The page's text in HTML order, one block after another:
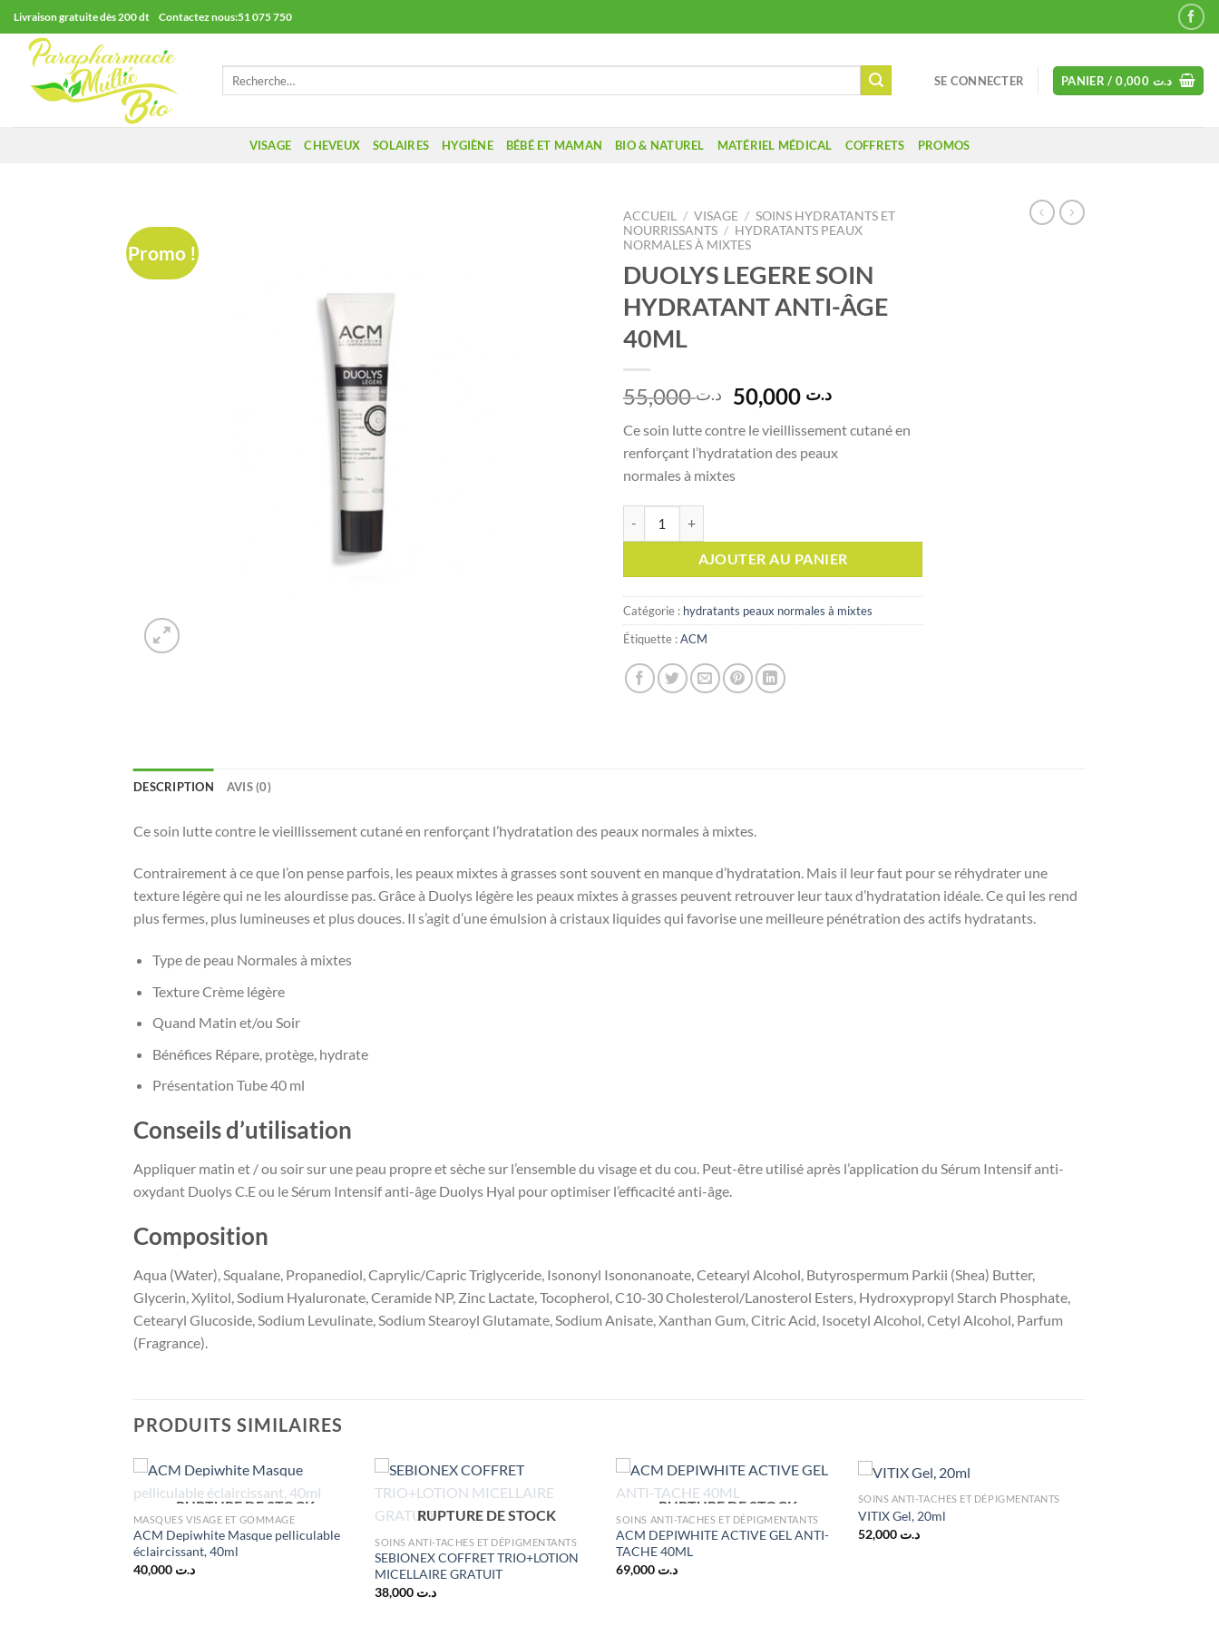
Passer
au
contenu
Livraison gratuite dès 200 dt Contactez nous:51 075 750
SE CONNECTER PANIER / د.ت
VISAGE CHEVEUX SOLAIRES HYGIÈNE BÉBÉ ET MAMAN BIO & NATUREL MATÉRIEL MÉDICAL COFFRETS PROMOS
Promo !
ACCUEIL / VISAGE / SOINS HYDRATANTS ET
NOURRISSANTS / HYDRATANTS PEAUX
NORMALES À MIXTES
DUOLYS LEGERE SOIN
HYDRATANT ANTI-ÂGE
40ML
د.ت55,000
Le
prix
initial
était :
د.تLe
actuel
est :
Ce soin lutte contre le vieillissement cutané en
renforçant l’hydratation des peaux
normales à mixtes
AJOUTER AU PANIER
Catégorie : hydratants peaux normales à mixtes
Étiquette :ACM
DESCRIPTION AVIS (0)
Ce soin lutte contre le vieillissement cutané en renforçant l’hydratation des peaux normales à mixtes.
Contrairement à ce que l’on pense parfois, les peaux mixtes à grasses sont souvent en manque d’hydratation. Mais il leur faut pour se réhydrater une
texture légère qui ne les alourdisse pas. Grâce à Duolys légère les peaux mixtes à grasses peuvent retrouver leur taux d’hydratation idéale. Ce qui les rend
plus fermes, plus lumineuses et plus douces. Il s’agit d’une émulsion à cristaux liquides qui favorise une meilleure pénétration des actifs hydratants.
Type de peau Normales à mixtes
Texture Crème légère
Quand Matin et/ou Soir
Bénéfices Répare, protège, hydrate
Présentation Tube 40 ml
Conseils d’utilisation
Appliquer matin et / ou soir sur une peau propre et sèche sur l’ensemble du visage et du cou. Peut-être utilisé après l’application du Sérum Intensif anti-
oxydant Duolys C.E ou le Sérum Intensif anti-âge Duolys Hyal pour optimiser l’efficacité anti-âge.
Composition
Aqua (Water), Squalane, Propanediol, Caprylic/Capric Triglyceride, Isononyl Isononanoate, Cetearyl Alcohol, Butyrospermum Parkii (Shea) Butter,
Glycerin, Xylitol, Sodium Hyaluronate, Ceramide NP, Zinc Lactate, Tocopherol, C10-30 Cholesterol/Lanosterol Esters, Hydroxypropyl Starch Phosphate,
Cetearyl Glucoside, Sodium Levulinate, Sodium Stearoyl Glutamate, Sodium Anisate, Xanthan Gum, Citric Acid, Isocetyl Alcohol, Cetyl Alcohol, Parfum
(Fragrance).
PRODUITS SIMILAIRES
RUPTURE DE STOCK
MASQUES VISAGE ET GOMMAGE
ACM Depiwhite Masque pelliculable
éclaircissant, 40ml
د.ت 40,000
RUPTURE DE STOCK
SOINS ANTI-TACHES ET DÉPIGMENTANTS
SEBIONEX COFFRET TRIO+LOTION
MICELLAIRE GRATUIT
د.ت
RUPTURE DE STOCK
SOINS ANTI-TACHES ET DÉPIGMENTANTS
ACM DEPIWHITE ACTIVE GEL ANTI-
TACHE 40ML
د.ت
SOINS ANTI-TACHES ET DÉPIGMENTANTS
VITIX Gel, 20ml
د.ت 52,000